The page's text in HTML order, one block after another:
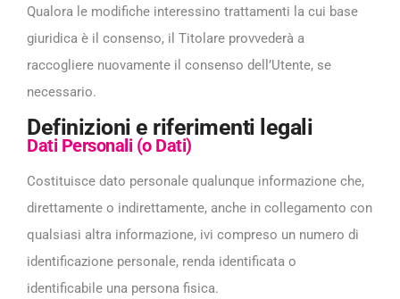
Qualora le modifiche interessino trattamenti la cui base
giuridica è il consenso, il Titolare provvederà a
raccogliere nuovamente il consenso dell’Utente, se
necessario.
Definizioni e riferimenti legali
Dati Personali (o Dati)
Costituisce dato personale qualunque informazione che,
direttamente o indirettamente, anche in collegamento con
qualsiasi altra informazione, ivi compreso un numero di
identificazione personale, renda identificata o
identificabile una persona fisica.